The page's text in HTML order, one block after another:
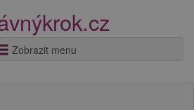
Zobrazit menu